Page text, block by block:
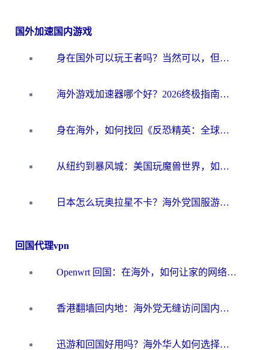
国外加速国内游戏
身在国外可以玩王者吗？当然可以，但你需要这份“加速”指南
海外游戏加速器哪个好？2026终极指南帮你畅玩国服+解决卡顿难题
身在海外，如何找回《反恐精英：全球攻势》国服的丝滑手感？一份给你的终极指南
从纽约到暴风城：美国玩魔兽世界，如何找到你的最佳网络航线
日本怎么玩奥拉星不卡？海外党国服游戏加速器选择全攻略
回国代理vpn
Openwrt 回国：在海外，如何让家的网络触手可及
香港翻墙回内地：海外党无缝访问国内资源的加速器选择全攻略
迅游和回国好用吗？海外华人如何选择靠谱的回国加速器